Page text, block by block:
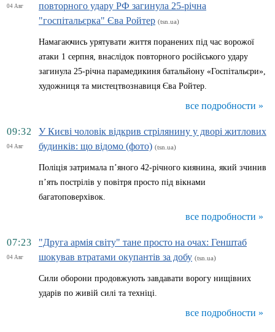
04 Авг
повторного удару РФ загинула 25-річна
"госпітальєрка" Єва Ройтер (tsn.ua)
Намагаючись урятувати життя поранених під час ворожої
атаки 1 серпня, внаслідок повторного російського удару
загинула 25-річна парамедикиня батальйону «Госпітальєри»,
художниця та мистецтвознавиця Єва Ройтер.
все подробности »
09:32
04 Авг
У Києві чоловік відкрив стрілянину у дворі житлових
будинків: що відомо (фото) (tsn.ua)
Поліція затримала п’яного 42-річного киянина, який зчинив
п’ять пострілів у повітря просто під вікнами
багатоповерхівок.
все подробности »
07:23
04 Авг
"Друга армія світу" тане просто на очах: Генштаб
шокував втратами окупантів за добу (tsn.ua)
Сили оборони продовжують завдавати ворогу нищівних
ударів по живій силі та техніці.
все подробности »